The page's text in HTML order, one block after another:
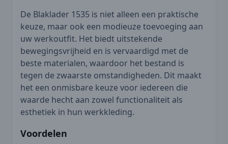
De Blaklader 1535 is niet alleen een praktische
keuze, maar ook een modieuze toevoeging aan
uw werkoutfit. Het biedt uitstekende
bewegingsvrijheid en is vervaardigd met de
beste materialen, waardoor het bestand is
tegen de zwaarste omstandigheden. Dit maakt
het een onmisbare keuze voor iedereen die
waarde hecht aan zowel functionaliteit als
esthetiek in hun werkkleding.
Voordelen